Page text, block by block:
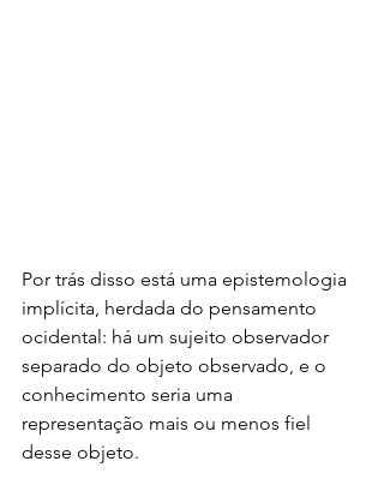
Por trás disso está uma epistemologia
implícita, herdada do pensamento
ocidental: há um sujeito observador
separado do objeto observado, e o
conhecimento seria uma
representação mais ou menos fiel
desse objeto.